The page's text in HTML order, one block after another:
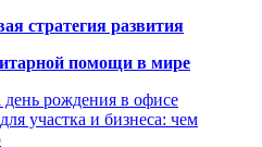
стратегия развития
помощи в мире
день рождения в офисе
участка и бизнеса: чем